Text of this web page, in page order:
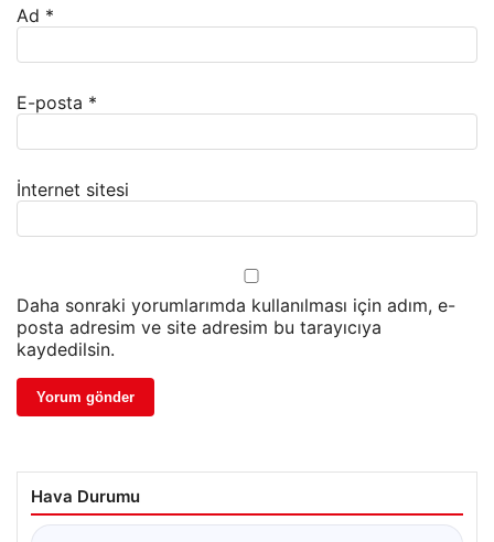
Ad *
E-posta *
İnternet sitesi
Daha sonraki yorumlarımda kullanılması için adım, e-
posta adresim ve site adresim bu tarayıcıya
kaydedilsin.
Hava Durumu